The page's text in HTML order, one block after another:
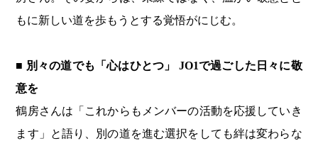
もに新しい道を歩もうとする覚悟がにじむ。
■ 別々の道でも「心はひとつ」 JO1で過ごした日々に敬
意を
鶴房さんは「これからもメンバーの活動を応援していき
ます」と語り、別の道を進む選択をしても絆は変わらな